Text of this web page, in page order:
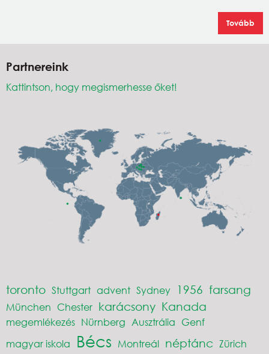
Tovább
Partnereink
Kattintson, hogy megismerhesse őket!
toronto Stuttgart advent Sydney 1956 farsang
München Chester karácsony Kanada
megemlékezés Nürnberg Ausztrália Genf
magyar iskola
Bécs Montreál néptánc Zürich